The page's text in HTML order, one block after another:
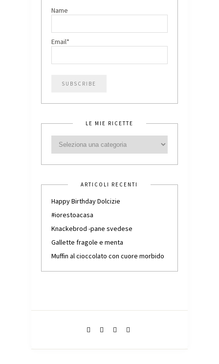
Name
Email*
LE MIE RICETTE
ARTICOLI RECENTI
Happy Birthday Dolcizie
#iorestoacasa
Knackebrod -pane svedese
Gallette fragole e menta
Muffin al cioccolato con cuore morbido